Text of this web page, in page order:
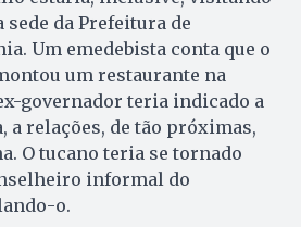
da Prefeitura de
Um emedebista conta que o
um restaurante na
governador teria indicado a
a relações, de tão próximas,
O tucano teria se tornado
informal do
o.